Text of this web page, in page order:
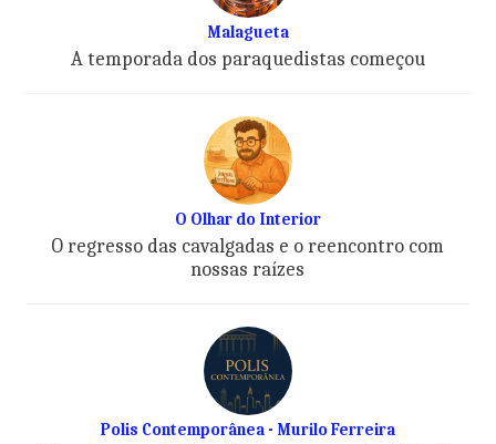
Malagueta
A temporada dos paraquedistas começou
O Olhar do Interior
O regresso das cavalgadas e o reencontro com
nossas raízes
Polis Contemporânea - Murilo Ferreira